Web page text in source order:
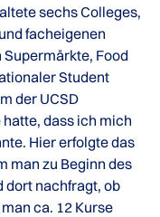
sechs Colleges,
facheigenen
Food
Student
der UCSD
dass ich mich
Hier erfolgte das
man zu Beginn des
dort nachfragt, ob
ca. 12 Kurse